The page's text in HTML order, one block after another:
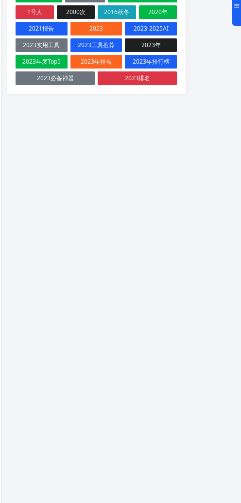
1号人
2000次 2016秋冬
2020年
2021报告
2023
2023-2025AI
2023实用工具
2023工具推荐
2023年
2023年度Top5
2023年排名
2023年排行榜
2023必备神器
2023排名